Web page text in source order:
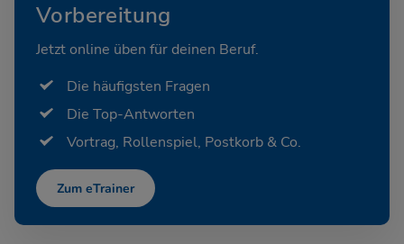
Vorbereitung
Jetzt online üben für deinen Beruf.
Die häufigsten Fragen
Die Top-Antworten
Vortrag, Rollenspiel, Postkorb & Co.
Zum eTrainer